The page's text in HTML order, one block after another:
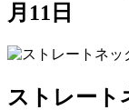
月11日
ストレート